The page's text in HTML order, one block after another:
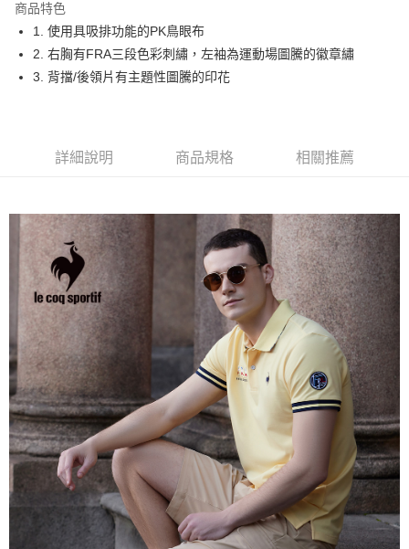
悠遊付
大哥付你分期
相關說明
成交易。
法說明評估內容。
【繳款方式說明】
1.分期款項不併入電信帳單，「大哥付你分期」於每月結算日後寄送繳費提
醒簡訊。
2.透過簡訊連結打開帳單後，可選擇「超商條碼／台灣大直營門市／銀行轉
帳／街口支付／iPASS MONEY」等通路繳費。
【注意事項】
1.本服務係由「台灣大哥大股份有限公司」（以下簡稱本公司）所提供，讓
用戶於交易時，得透過本服務購買商品或服務，並由商店將買賣／分期付款
買賣價金債權讓與本公司後，依約使用本公司帳單繳交帳款。
2.基於同意付款使用「大哥付你分期」之契約關係目的，商店將以您的個人
資料（包含姓名、電話或地址）提供予台灣大哥大進項蒐集、處理及利用，
由本公司與您本人進行分期帳單所需資料之確認、核對及更正。
3.完整用戶服務條款，請詳閱以下連結：https://oppay.tw/userRule
【關於「AFTEE先享後付」】
AFTEE先享後付是「在收到商品之後才付款」的支付方式。 讓您購物簡單
２．便利：只要手機號碼，簡訊認證，即可結帳。
３．安心：先確認商品／服務後，再付款。
【「AFTEE先享後付」結帳流程】
１．於結帳方式選擇「AFTEE先享後付」後，將跳轉至「AFTEE先享後付」
結帳頁面，進行簡訊認證並確認金額後，即可完成結帳。
２．訂單成立數日內，您將收到繳費通知簡訊。
３．收到繳費通知簡訊後14天內，點擊此簡訊中的連結，可透過四大超商／
ATM／網路銀行／等多元方式進行付款，方視為交易完成。
※ 請注意：結帳手續完成當下不需立刻繳費，但若您需要取消訂單，請聯絡
購買商品的店家。未經商家同意取消之訂單仍視為有效，需透過AFTEE先享
後付繳納相關費用。
※ 交易是否成功請以「AFTEE先享後付 」之結帳頁面顯示為準，若有關於
是否繳費成功／繳費後需取消欲退款等相關疑問，請聯繫「AFTEE先享後付
客戶支援中心」https://netprotections.freshdesk.com/support/home
【注意事項】
１．透過由恩沛科技股份有限公司提供之「AFTEE先享後付」服務完成之交
易，需依本服務之必要範圍內提供個人資料，並將交易相關給付款項請求債
權轉讓予恩沛科技股份有限公司。
２．關於個人資料處理事宜，請瀏覽以下網址：
ATM付款
全家取貨付款
免運費
付款後全家取貨
免運費
萊爾富取貨付款
免運費
付款後萊爾富取貨
免運費
7-11取貨付款
付款後7-11取貨
商品特色
1. 使用具吸排功能的PK鳥眼布
2. 右胸有FRA三段色彩刺繡，左袖為運動場圖騰的徽章繡
3. 背擋/後領片有主題性圖騰的印花
詳細說明 商品規格 相關推薦